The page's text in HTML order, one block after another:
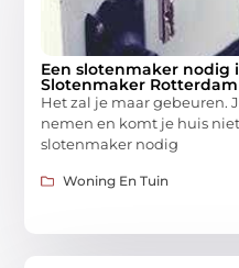
Een slotenmaker nodig
Slotenmaker
Het zal je maar gebeuren.
nemen en komt je huis
slotenmaker nodig
Woning En Tuin